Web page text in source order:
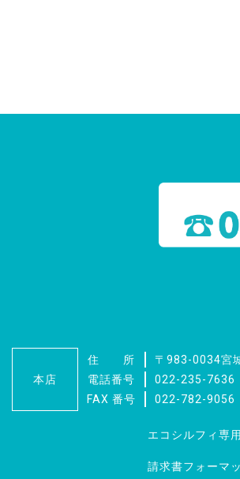
本店
住 所 〒983-0034宮
電話番号
022-235-7636
FAX 番号
022-782-9056
エコシルフィ
請求書フォーマ